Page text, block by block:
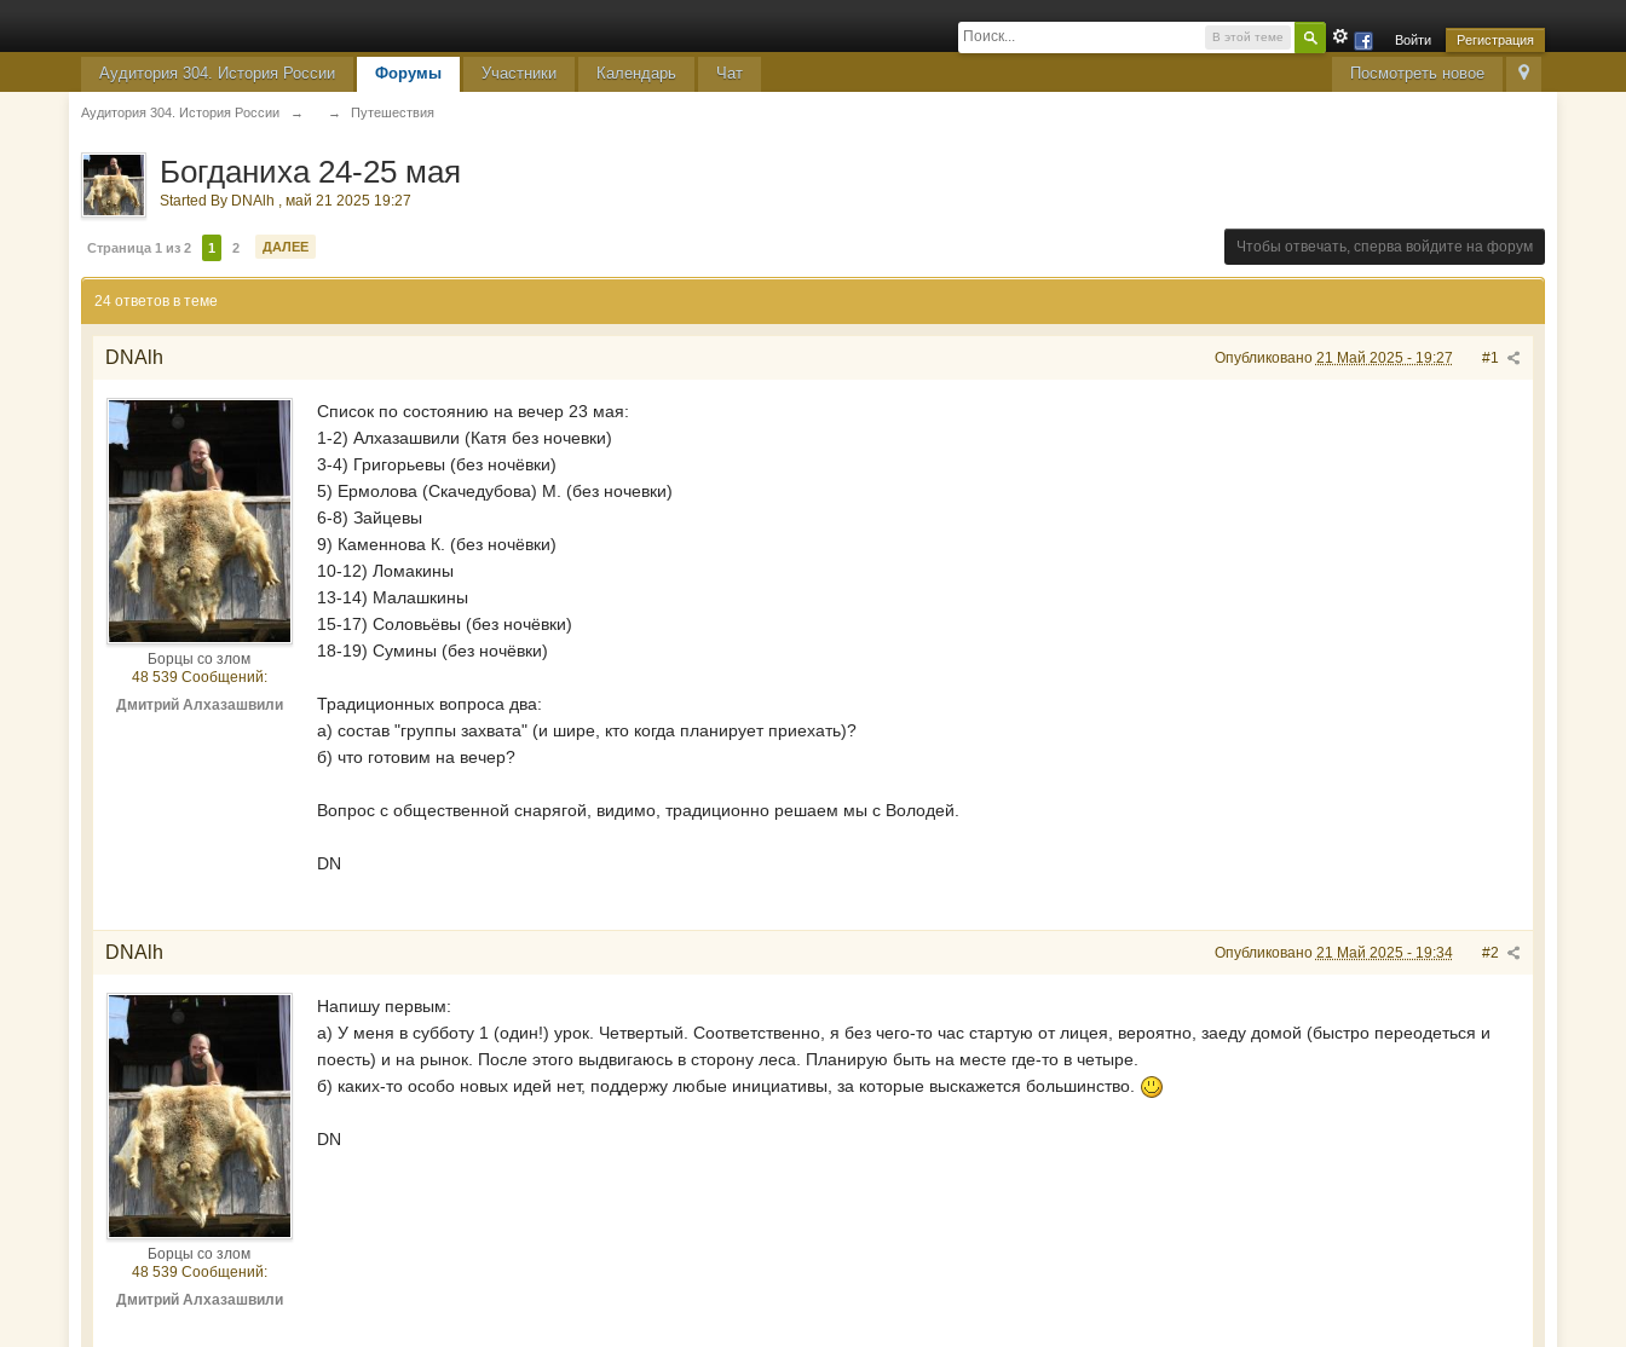
В этой теме Войти Регистрация
Посмотреть новое
Аудитория 304. История России Форумы Участники Календарь Чат
Аудитория 304. История России → → Путешествия
Богданиха 24-25 мая
Started By DNAlh ,май 21 2025 19:27
Страница 1 из 2 1 2 ДАЛЕЕ Чтобы отвечать, сперва войдите на форум
24 ответов в теме
#1
DNAlh Опубликовано 21 Май 2025 - 19:27
Борцы со злом
48 539 Сообщений:
Дмитрий Алхазашвили
Список по состоянию на вечер 23 мая:
1-2) Алхазашвили (Катя без ночевки)
3-4) Григорьевы (без ночёвки)
5) Ермолова (Скачедубова) М. (без ночевки)
6-8) Зайцевы
9) Каменнова К. (без ночёвки)
10-12) Ломакины
13-14) Малашкины
15-17) Соловьёвы (без ночёвки)
18-19) Сумины (без ночёвки)
Традиционных вопроса два:
а) состав "группы захвата" (и шире, кто когда планирует приехать)?
б) что готовим на вечер?
Вопрос с общественной снарягой, видимо, традиционно решаем мы с Володей.
DN
#2
DNAlh Опубликовано 21 Май 2025 - 19:34
Борцы со злом
48 539 Сообщений:
Дмитрий Алхазашвили
Напишу первым:
а) У меня в субботу 1 (один!) урок. Четвертый. Соответственно, я без чего-то час стартую от лицея, вероятно, заеду домой (быстро переодеться и
поесть) и на рынок. После этого выдвигаюсь в сторону леса. Планирую быть на месте где-то в четыре.
б) каких-то особо новых идей нет, поддержу любые инициативы, за которые выскажется большинство.
DN